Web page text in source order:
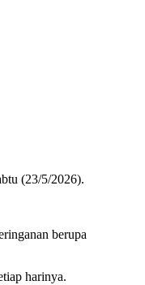
(23/5/2026).
berupa
harinya.